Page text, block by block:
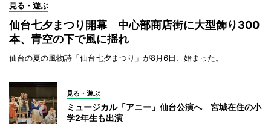
見る・遊ぶ
仙台七夕まつり開幕 中心部商店街に大型飾り300
本、青空の下で風に揺れ
仙台の夏の風物詩「仙台七夕まつり」が8月6日、始まった。
見る・遊ぶ
ミュージカル「アニー」仙台公演へ 宮城在住の小
学2年生も出演